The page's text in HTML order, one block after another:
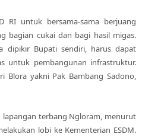
RI untuk bersama-sama berjuang
bagian cukai dan bagi hasil migas.
dipikir Bupati sendiri, harus dapat
untuk pembangunan infrastruktur.
Blora yakni Pak Bambang Sadono,
terbang Ngloram, menurut
lobi ke Kementerian ESDM.